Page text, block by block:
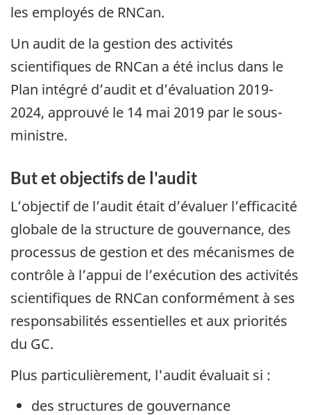
les employés de RNCan.
Un audit de la gestion des activités
scientifiques de RNCan a été inclus dans le
Plan intégré d’audit et d’évaluation 2019-
2024, approuvé le 14 mai 2019 par le sous-
ministre.
But et objectifs de l'audit
L’objectif de l’audit était d’évaluer l’efficacité
globale de la structure de gouvernance, des
processus de gestion et des mécanismes de
contrôle à l’appui de l’exécution des activités
scientifiques de RNCan conformément à ses
responsabilités essentielles et aux priorités
du GC.
Plus particulièrement, l'audit évaluait si :
des structures de gouvernance